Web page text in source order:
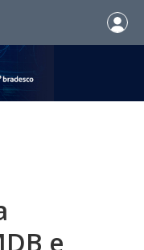
e